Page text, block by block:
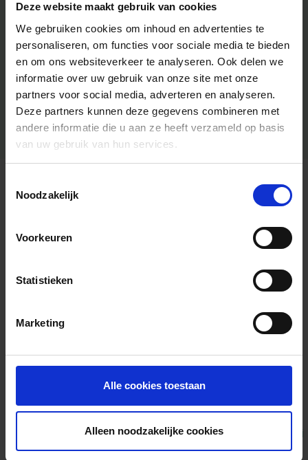
Deze website maakt gebruik van cookies
We gebruiken cookies om inhoud en advertenties te
personaliseren, om functies voor sociale media te bieden
en om ons websiteverkeer te analyseren. Ook delen we
informatie over uw gebruik van onze site met onze
partners voor social media, adverteren en analyseren.
Deze partners kunnen deze gegevens combineren met
andere informatie die u aan ze heeft verzameld op basis
van uw gebruik van hun services.
Noodzakelijk
Voorkeuren
Statistieken
Marketing
Alle cookies toestaan
Alleen noodzakelijke cookies
Algemene informatie
Foto’s ({{photos.length}})
Eigen foto’s